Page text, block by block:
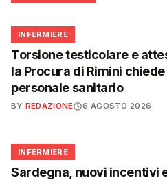
🩺
INFERMIERE
Torsione testicolare e
la Procura di Rimini
personale sanitario
BY REDAZIONE 6 AGOSTO 2026
🩺
INFERMIERE
Sardegna, nuovi incentivi